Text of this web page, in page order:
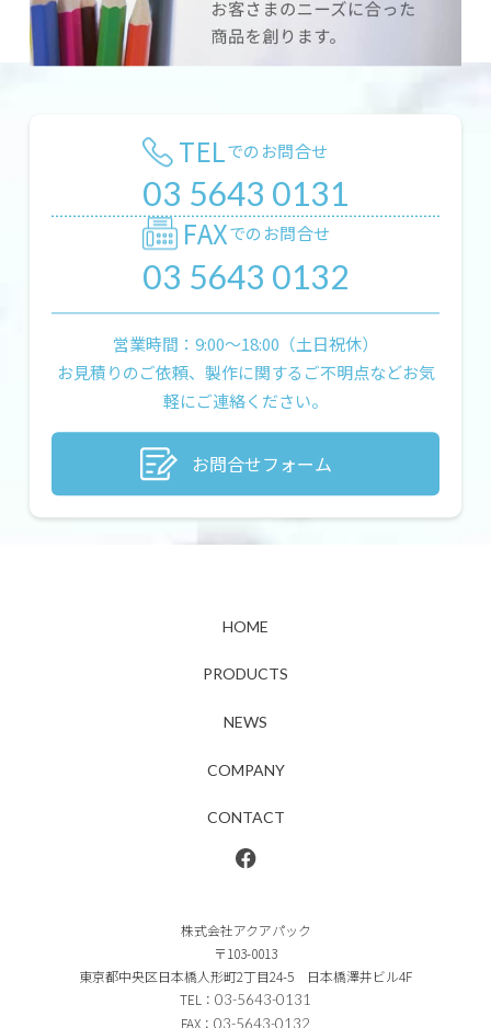
TELでのお問合せ
03 5643 0131
FAXでのお問合せ
03 5643 0132
営業時間：9:00〜18:00（土日祝休）
お見積りのご依頼、製作に関するご不明点などお気
軽にご連絡ください。
お問合せフォーム
株式会社アクアパック
〒103-0013
東京都中央区日本橋人形町2丁目24-5 日本橋澤井ビル4F
TEL： 03-5643-0131
FAX： 03-5643-0132
HOME
PRODUCTS
NEWS
COMPANY
CONTACT